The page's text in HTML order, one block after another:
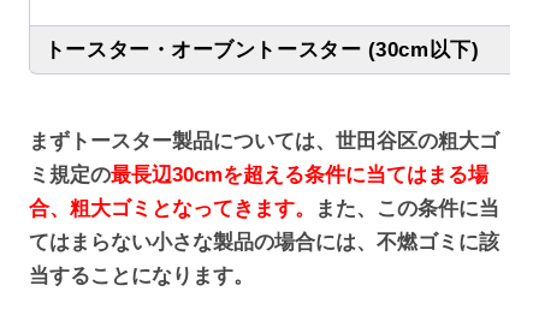
トースター・オーブントースター (30cm以下)
まずトースター製品については、世田谷区の粗大ゴ
ミ規定の最長辺30cmを超える条件に当てはまる場
合、粗大ゴミとなってきます。
また、この条件に当
てはまらない小さな製品の場合には、不燃ゴミに該
当することになります。